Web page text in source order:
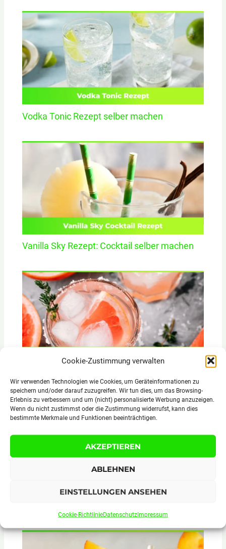
Cookie-Zustimmung verwalten
Wir verwenden Technologien wie Cookies, um Geräteinformationen zu
speichern und/oder darauf zuzugreifen. Wir tun dies, um das Browsing-
Erlebnis zu verbessern und um (nicht) personalisierte Werbung anzuzeigen.
Wenn du nicht zustimmst oder die Zustimmung widerrufst, kann dies
bestimmte Merkmale und Funktionen beeinträchtigen.
AKZEPTIEREN
ABLEHNEN
EINSTELLUNGEN ANSEHEN
Cookie-RichtlinieDatenschutzImpressum
Vodka Tonic Rezept selber machen
Vanilla Sky Rezept: Cocktail selber machen